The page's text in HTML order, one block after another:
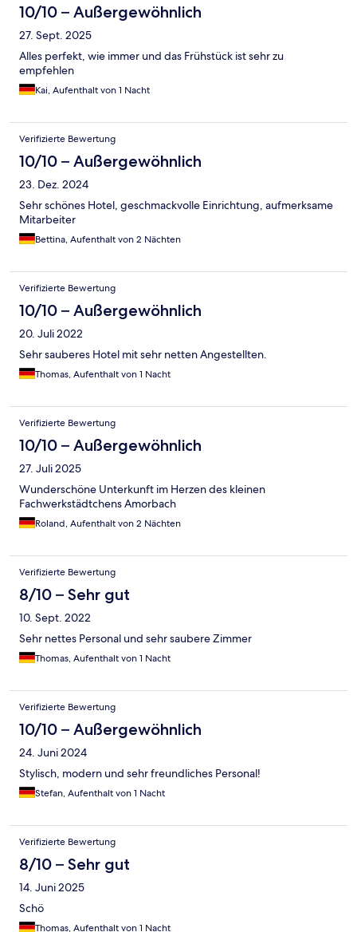
10/10 – Außergewöhnlich
27. Sept. 2025
Alles perfekt, wie immer und das Frühstück ist sehr zu
empfehlen
Kai, Aufenthalt von 1 Nacht
Verifizierte Bewertung
10/10 – Außergewöhnlich
23. Dez. 2024
Sehr schönes Hotel, geschmackvolle Einrichtung, aufmerksame
Mitarbeiter
Bettina, Aufenthalt von 2 Nächten
Verifizierte Bewertung
10/10 – Außergewöhnlich
20. Juli 2022
Sehr sauberes Hotel mit sehr netten Angestellten.
Thomas, Aufenthalt von 1 Nacht
Verifizierte Bewertung
10/10 – Außergewöhnlich
27. Juli 2025
Wunderschöne Unterkunft im Herzen des kleinen
Fachwerkstädtchens Amorbach
Roland, Aufenthalt von 2 Nächten
Verifizierte Bewertung
8/10 – Sehr gut
10. Sept. 2022
Sehr nettes Personal und sehr saubere Zimmer
Thomas, Aufenthalt von 1 Nacht
Verifizierte Bewertung
10/10 – Außergewöhnlich
24. Juni 2024
Stylisch, modern und sehr freundliches Personal!
Stefan, Aufenthalt von 1 Nacht
Verifizierte Bewertung
8/10 – Sehr gut
14. Juni 2025
Schö
Thomas, Aufenthalt von 1 Nacht